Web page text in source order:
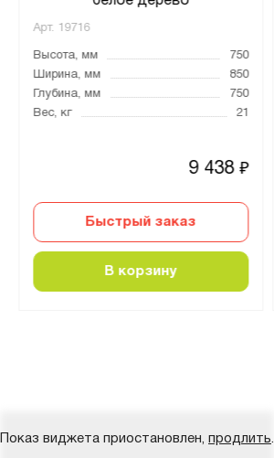
Арт. 19716
Высота, мм
750
Ширина, мм
850
Глубина, мм
750
Вес, кг
21
9 438₽
Быстрый заказ
В корзину
Показ виджета приостановлен, продлить.